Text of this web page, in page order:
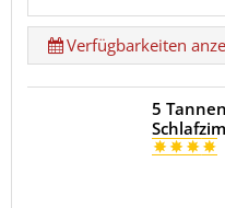
Verfügbarkeiten
5